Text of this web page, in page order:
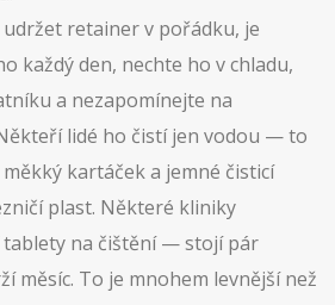
retainer v pořádku, je
každý den, nechte ho v chladu,
a nezapomínejte na
lidé ho čistí jen vodou — to
kartáček a jemné čisticí
plast. Některé kliniky
na čištění — stojí pár
měsíc. To je mnohem levnější než